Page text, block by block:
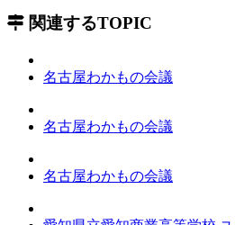
関連するTOPIC
名古屋わかもの会議
名古屋わかもの会議
名古屋わかもの会議